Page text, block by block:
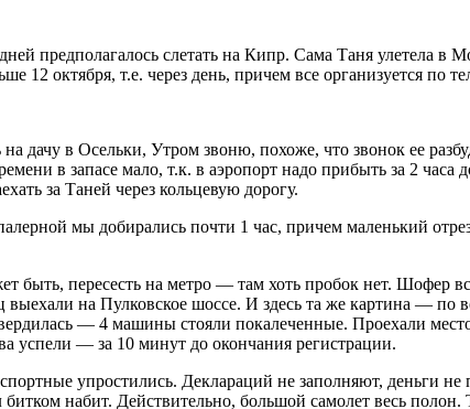
предполагалось слетать на Кипр. Сама Таня улетела
12 октября, т.е. через день, причем все организуется по
дачу в Осельки, Утром звоню, похоже, что звонок ее
в запасе мало, т.к. в аэропорт надо прибыть за 2
за Таней через кольцевую дорогу.
мы добирались почти 1 час, причем маленький
пересесть на метро — там хоть пробок нет. Шофер
выехали на Пулковское шоссе. И здесь та же картина —
— 4 машины стояли покалеченные. Проехали
успели — за 10 минут до окончания регистрации.
упростились. Деклараций не заполняют, деньги не
набит. Действительно, большой самолет весь полон.